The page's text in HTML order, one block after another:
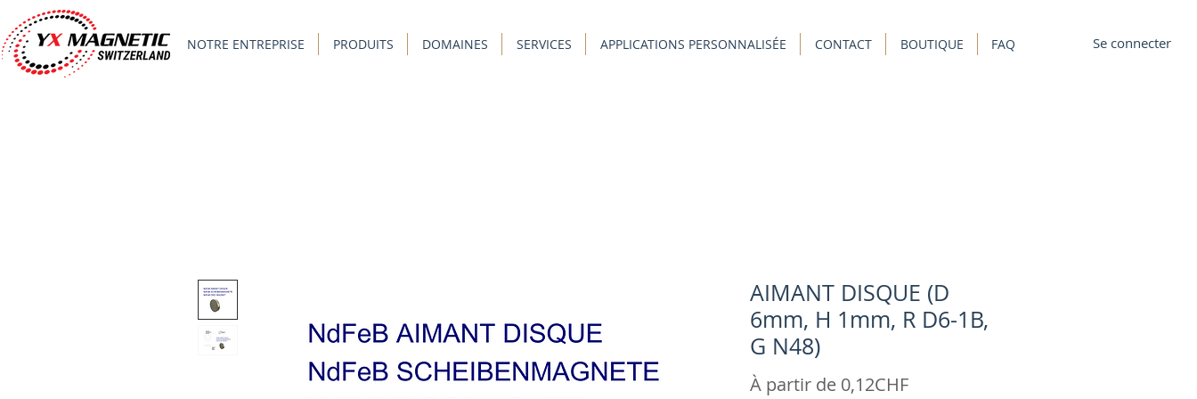
NOTRE ENTREPRISE PRODUITS DOMAINES SERVICES APPLICATIONS PERSONNALISÉE CONTACT BOUTIQUE FAQ Se connecter
AIMANT DISQUE (D
6mm, H 1mm, R D6-1B,
G N48)
À partir de 0,12CHFPrix